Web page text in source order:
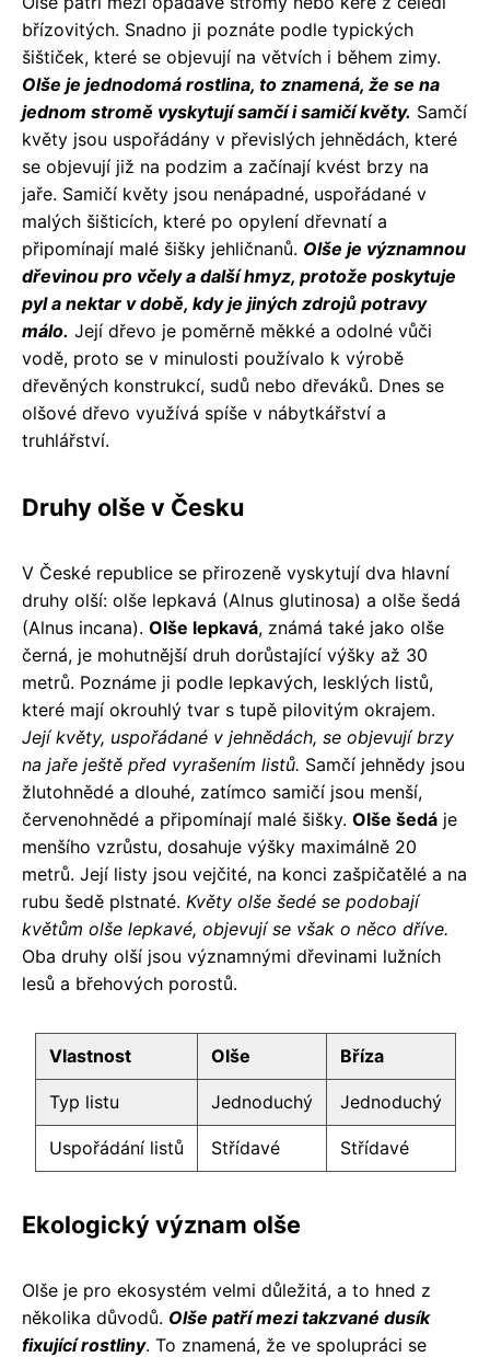
břízovitých. Snadno ji poznáte podle typických
šištiček, které se objevují na větvích i během zimy.
Olše je jednodomá rostlina, to znamená, že se na
jednom stromě vyskytují samčí i samičí květy. Samčí
květy jsou uspořádány v převislých jehnědách, které
se objevují již na podzim a začínají kvést brzy na
jaře. Samičí květy jsou nenápadné, uspořádané v
malých šišticích, které po opylení dřevnatí a
připomínají malé šišky jehličnanů. Olše je významnou
dřevinou pro včely a další hmyz, protože poskytuje
pyl a nektar v době, kdy je jiných zdrojů potravy
málo. Její dřevo je poměrně měkké a odolné vůči
vodě, proto se v minulosti používalo k výrobě
dřevěných konstrukcí, sudů nebo dřeváků. Dnes se
olšové dřevo využívá spíše v nábytkářství a
truhlářství.
Druhy olše v Česku
V České republice se přirozeně vyskytují dva hlavní
druhy olší: olše lepkavá (Alnus glutinosa) a olše šedá
(Alnus incana). Olše lepkavá, známá také jako olše
černá, je mohutnější druh dorůstající výšky až 30
metrů. Poznáme ji podle lepkavých, lesklých listů,
které mají okrouhlý tvar s tupě pilovitým okrajem.
Její květy, uspořádané v jehnědách, se objevují brzy
na jaře ještě před vyrašením listů. Samčí jehnědy jsou
žlutohnědé a dlouhé, zatímco samičí jsou menší,
červenohnědé a připomínají malé šišky. Olše šedá je
menšího vzrůstu, dosahuje výšky maximálně 20
metrů. Její listy jsou vejčité, na konci zašpičatělé a na
rubu šedě plstnaté. Květy olše šedé se podobají
květům olše lepkavé, objevují se však o něco dříve.
Oba druhy olší jsou významnými dřevinami lužních
lesů a břehových porostů.
Vlastnost Olše Bříza
Typ listu Jednoduchý Jednoduchý
Uspořádání listů Střídavé Střídavé
Ekologický význam olše
Olše je pro ekosystém velmi důležitá, a to hned z
několika důvodů. Olše patří mezi takzvané dusík
fixující rostliny. To znamená, že ve spolupráci se